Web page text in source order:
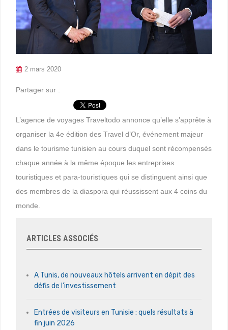
2 mars 2020
Partager sur :
L’agence de voyages Traveltodo annonce qu’elle s’apprête à
organiser la 4e édition des Travel d’Or, événement majeur
dans le tourisme tunisien au cours duquel sont récompensés
chaque année à la même époque les entreprises
touristiques et para-touristiques qui se distinguent ainsi que
des membres de la diaspora qui réussissent aux 4 coins du
monde.
ARTICLES ASSOCIÉS
A Tunis, de nouveaux hôtels arrivent en dépit des
défis de l’investissement
Entrées de visiteurs en Tunisie : quels résultats à
fin juin 2026